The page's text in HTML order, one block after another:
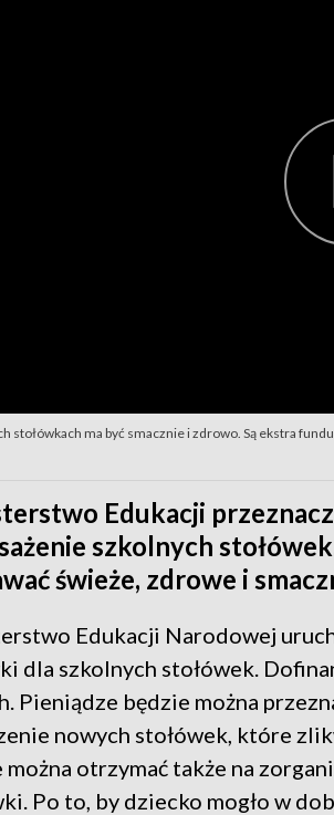
stołówkach ma być smacznie i zdrowo. Są ekstra
Edukacji
szkolnych
świeże, zdrowe i
Edukacji Narodowej
dla szkolnych stołówek.
Pieniądze będzie można
nowych stołówek, które
można otrzymać także na
Po to, by dziecko mogło w